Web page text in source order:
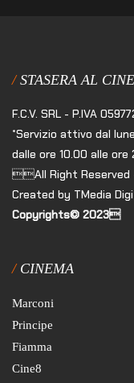
STASERA AL
F.C.V. SRL - P.IVA
*Servizio attivo dal
dalle ore 10.00 alle ore
All Right
Created by TMedia
Copyrights© 2023
CINEMA
Marconi
Principe
Fiamma
Cine8